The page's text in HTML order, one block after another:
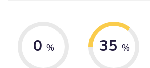
0 % 35 %